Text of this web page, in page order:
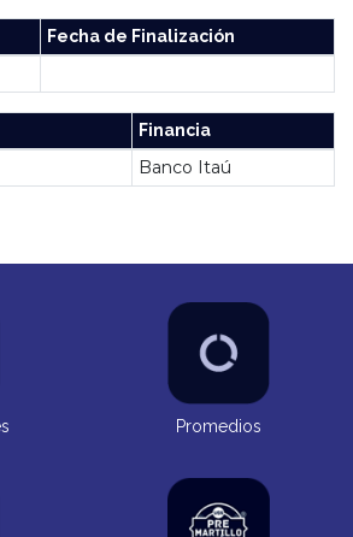
Fecha de Finalización
Financia
Banco Itaú
Promedios